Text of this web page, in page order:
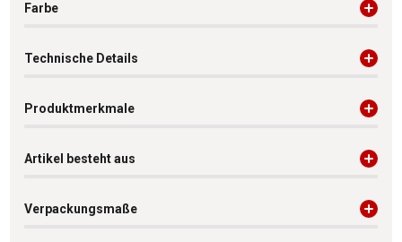
Farbe
Technische Details
Produktmerkmale
Artikel besteht aus
Verpackungsmaße